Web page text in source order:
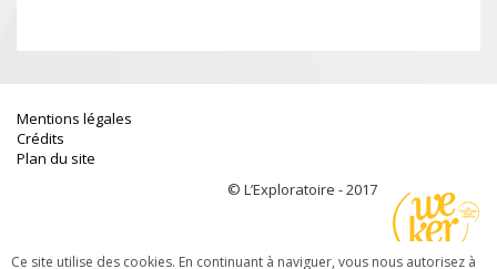
Ce site utilise des cookies. En continuant à naviguer, vous nous autorisez à
Mentions légales
Crédits
Plan du site
© L’Exploratoire - 2017